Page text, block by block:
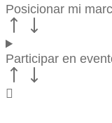
Posicionar mi
Participar en